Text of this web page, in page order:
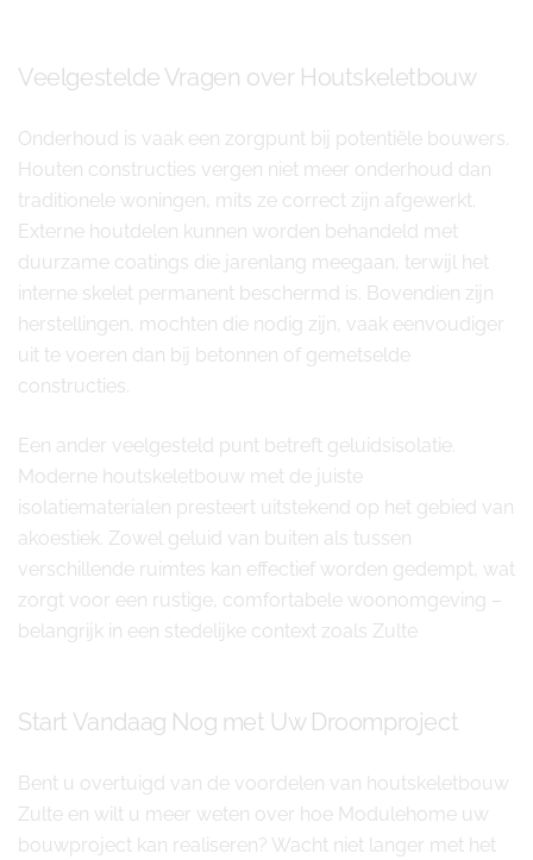
Veelgestelde Vragen over Houtskeletbouw
Onderhoud is vaak een zorgpunt bij potentiële bouwers.
Houten constructies vergen niet meer onderhoud dan
traditionele woningen, mits ze correct zijn afgewerkt.
Externe houtdelen kunnen worden behandeld met
duurzame coatings die jarenlang meegaan, terwijl het
interne skelet permanent beschermd is. Bovendien zijn
herstellingen, mochten die nodig zijn, vaak eenvoudiger
uit te voeren dan bij betonnen of gemetselde
constructies.
Een ander veelgesteld punt betreft geluidsisolatie.
Moderne houtskeletbouw met de juiste
isolatiematerialen presteert uitstekend op het gebied van
akoestiek. Zowel geluid van buiten als tussen
verschillende ruimtes kan effectief worden gedempt, wat
zorgt voor een rustige, comfortabele woonomgeving –
belangrijk in een stedelijke context zoals Zulte
Start Vandaag Nog met Uw Droomproject
Bent u overtuigd van de voordelen van houtskeletbouw
Zulte en wilt u meer weten over hoe Modulehome uw
bouwproject kan realiseren? Wacht niet langer met het